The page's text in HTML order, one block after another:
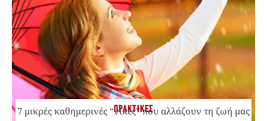
ΠΡΑΚΤΙΚΕΣ
7 μικρές καθημερινές “νίκες” που αλλάζουν τη ζωή μας